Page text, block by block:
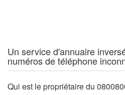
Un service d'annuaire
numéros de téléphone
Qui est le propriétaire du